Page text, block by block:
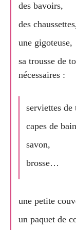
des bavoirs,
des
une gigoteuse,
sa trousse de
nécessaires :
serviettes de
capes de
savon,
brosse…
une petite
un paquet de